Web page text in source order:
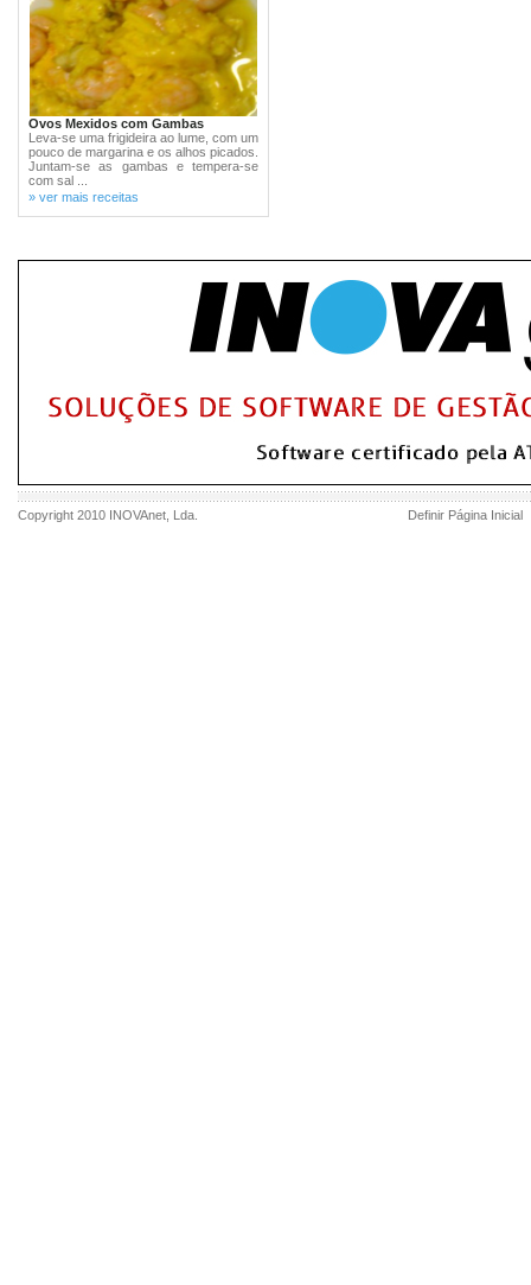
Ovos Mexidos com Gambas
Leva-se uma frigideira ao lume, com um
pouco de margarina e os alhos picados.
Juntam-se as gambas e tempera-se
com sal ...
» ver mais receitas
Copyright 2010 INOVAnet , Lda. Definir Página Inicial